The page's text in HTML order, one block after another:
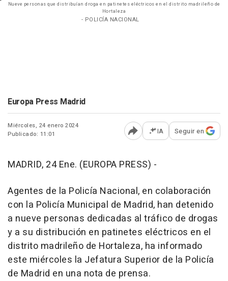
Nueve personas que distribuían droga en patinetes eléctricos en el distrito madrileño de
Hortaleza
- POLICÍA NACIONAL
Europa Press Madrid
Miércoles, 24 enero 2024
Publicado: 11:01
Abrir opciones para
IA Seguir en
MADRID, 24 Ene. (EUROPA PRESS) -
Agentes de la Policía Nacional, en colaboración
con la Policía Municipal de Madrid, han detenido
a nueve personas dedicadas al tráfico de drogas
y a su distribución en patinetes eléctricos en el
distrito madrileño de Hortaleza, ha informado
este miércoles la Jefatura Superior de la Policía
de Madrid en una nota de prensa.